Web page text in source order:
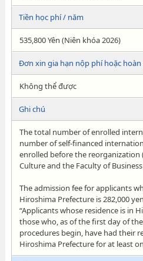
Tiền học phí / năm
535,800 Yên (Niên khóa 2026)
Đơn xin gia hạn nộp phí hoặc
Không thể được
Ghi chú
The total number of enrolled
number of self-financed
enrolled before the reorganization
Culture and the Faculty of
The admission fee for applicants
Hiroshima Prefecture is 282,000
“Applicants whose residence is in
those who, as of the first day of
procedures begin, have had their
Hiroshima Prefecture for at least